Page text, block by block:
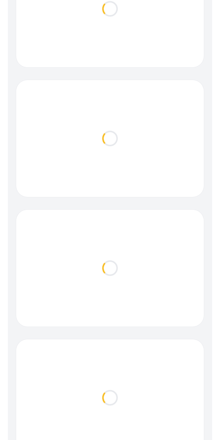
Loading...
Loading...
Loading...
Loading...